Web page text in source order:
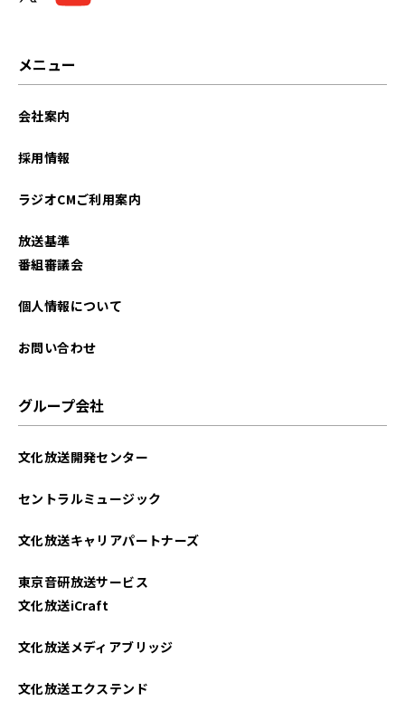
2025年07月
2025年04月
2024年11月
2024年10月
メニュー
会社案内
採用情報
ラジオCMご利用案内
放送基準
番組審議会
個人情報について
お問い合わせ
グループ会社
文化放送開発センター
セントラルミュージック
文化放送キャリアパートナーズ
東京音研放送サービス
文化放送iCraft
文化放送メディアブリッジ
文化放送エクステンド